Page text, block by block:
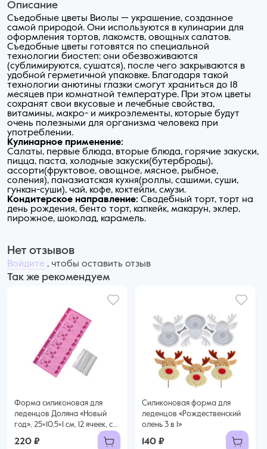
Описание
Съедобные цветы Виолы — украшение, созданное
самой природой. Они используются в кулинарии для
оформления тортов, лакомств, овощных салатов.
Съедобные цветы готовятся по специальной
технологии биостеп: они обезвоживаются
(сублимируются, сушатся), после чего закрываются в
удобной герметичной упаковке. Благодаря такой
технологии анютины глазки смогут храниться до 18
месяцев при комнатной температуре. При этом цветы
сохранят свои вкусовые и лечебные свойства,
витамины, макро- и микроэлементы, которые будут
очень полезными для организма человека при
употреблении.
Кулинарное применение:
Cалаты, первые блюда, вторые блюда, горячие закуски,
пицца, паста, холодные закуски(бутерброды),
ассорти(фруктовое, овощное, мясное, рыбное,
соления), паназиатская кухня(роллы, сашими, суши,
гункан-суши), чай, кофе, коктейли, смузи.
Кондитерское направление: Cвадебный торт, торт на
день рождения, бенто торт, капкейк, макарун, эклер,
пирожное, шоколад, карамель.
Нет отзывов
Войдите , чтобы оставить отзыв
Так же рекомендуем
Форма силиконовая для
леденцов Доляна «Новый
год», 25×10,5×1 см, 12 ячеек, с
220 ₽
Силиконовая форма для
леденцов «Рождественский
олень 3 в 1»
140 ₽